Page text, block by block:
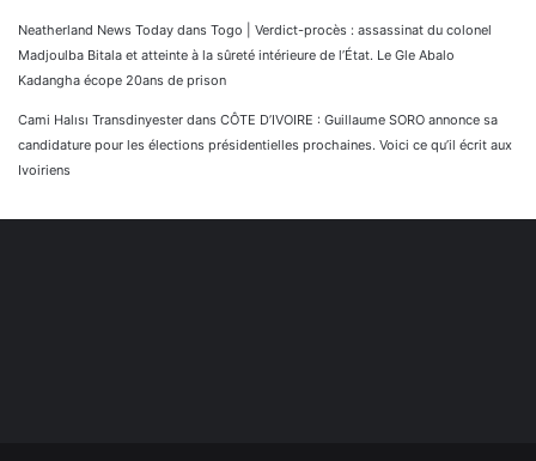
Neatherland News Today dans Togo | Verdict-procès : assassinat du colonel
Madjoulba Bitala et atteinte à la sûreté intérieure de l’État. Le Gle Abalo
Kadangha écope 20ans de prison
Cami Halısı Transdinyester dans CÔTE D’IVOIRE : Guillaume SORO annonce sa
candidature pour les élections présidentielles prochaines. Voici ce qu’il écrit aux
Ivoiriens